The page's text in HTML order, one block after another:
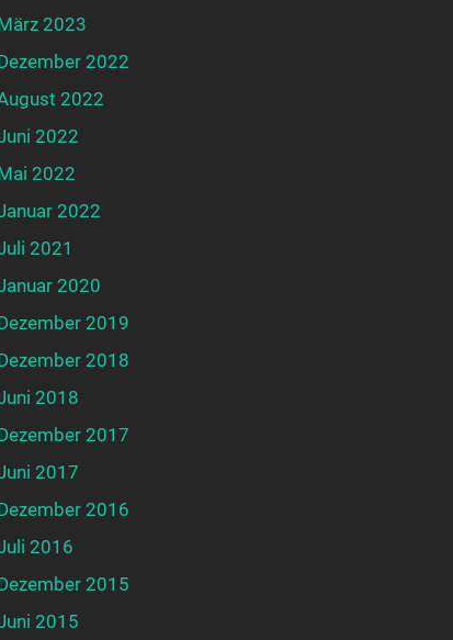
2023
2022
2022
2022
2022
2022
2021
2020
2019
2018
2018
2017
2017
2016
2016
2015
2015